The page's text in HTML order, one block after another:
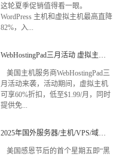
这轮夏季促销值得看一眼。
WordPress 主机和虚拟主机最高直降
82%，入...
WebHostingPad三月活动 虚拟主…
美国主机服务商WebHostingPad三
月活动来袭，活动期间，虚拟主机
可享60%折扣，低至$1.99/月，同时
提供免...
2025年国外服务器/主机/VPS/域…
美国感恩节后的首个星期五即“黑